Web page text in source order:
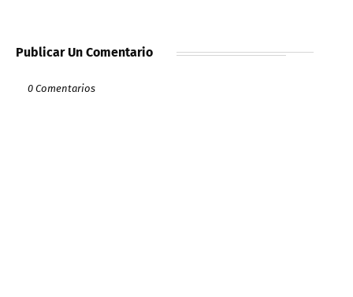
Publicar Un Comentario
0 Comentarios